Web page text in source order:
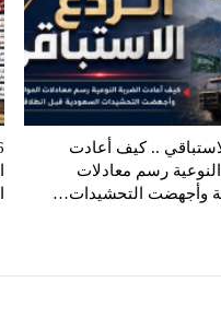
.. كيف أعادت
النوعية رسم معادلات
وأجهضت التحشيدات…